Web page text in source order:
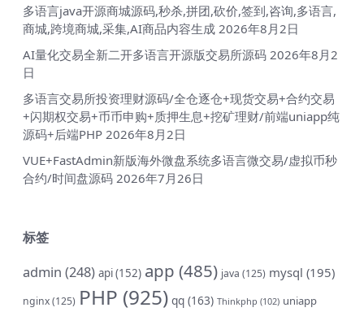
多语言java开源商城源码,秒杀,拼团,砍价,签到,咨询,多语言,
商城,跨境商城,采集,AI商品内容生成 2026年8月2日
AI量化交易全新二开多语言开源版交易所源码 2026年8月2
日
多语言交易所投资理财源码/全仓逐仓+现货交易+合约交易
+闪期权交易+币币申购+质押生息+挖矿理财/前端uniapp纯
源码+后端PHP 2026年8月2日
VUE+FastAdmin新版海外微盘系统多语言微交易/虚拟币秒
合约/时间盘源码 2026年7月26日
标签
admin (248) api(152) app (485) java (125) mysql (195)
nginx(125) PHP (925) qq (163) Thinkphp (102) uniapp